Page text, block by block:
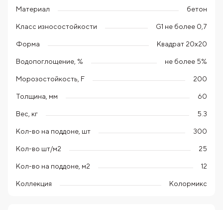
Материал бетон
Класс износостойкости G1 не более 0,7
Форма Квадрат 20х20
Водопоглощение, % не более 5%
Морозостойкость, F 200
Толщина, мм 60
Вес, кг 5.3
Кол-во на поддоне, шт 300
Кол-во шт/м2 25
Кол-во на поддоне, м2 12
Коллекция Колормикс